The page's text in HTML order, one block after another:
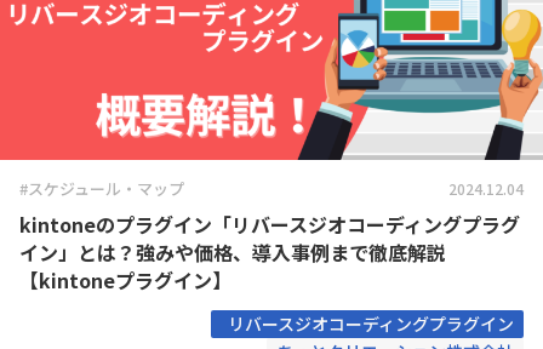
#スケジュール・マップ 2024.12.04
kintoneのプラグイン「リバースジオコーディングプラグ
イン」とは？強みや価格、導入事例まで徹底解説
【kintoneプラグイン】
リバースジオコーディングプラグイン